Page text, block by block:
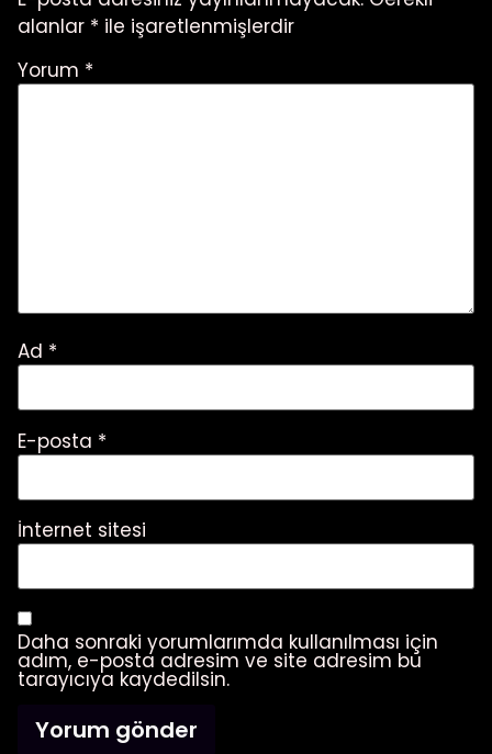
alanlar * ile işaretlenmişlerdir
Yorum *
Ad *
E-posta *
İnternet sitesi
Daha sonraki yorumlarımda kullanılması için
adım, e-posta adresim ve site adresim bu
tarayıcıya kaydedilsin.